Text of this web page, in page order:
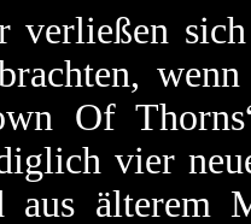
verließen
Of
vier
aus älterem